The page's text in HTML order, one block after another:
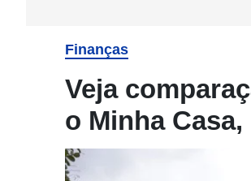
Finanças
Veja
o Minha